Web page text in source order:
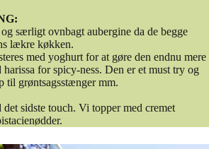
særligt ovnbagt aubergine da de begge
lækre køkken.
med yoghurt for at gøre den endnu mere
harissa for spicy-ness. Den er et must try og
til grøntsagsstænger mm.
sidste touch. Vi topper med cremet